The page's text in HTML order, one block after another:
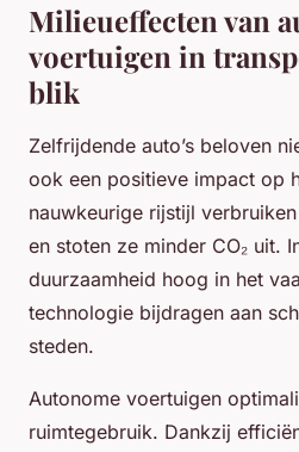
Milieueffecten van
voertuigen in
blik
Zelfrijdende auto’s beloven
ook een positieve impact op
nauwkeurige rijstijl
en stoten ze minder CO₂ uit.
duurzaamheid hoog in het
technologie bijdragen aan
steden.
Autonome voertuigen
ruimtegebruik. Dankzij